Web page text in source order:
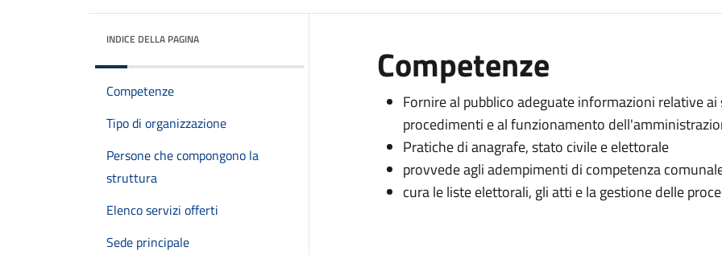
INDICE DELLA PAGINA
Competenze
Tipo di organizzazione
Persone che compongono la
struttura
Elenco servizi offerti
Sede principale
Competenze
Fornire al pubblico adeguate informazioni relative
procedimenti e al funzionamento
Pratiche di anagrafe, stato civile e elettorale
provvede agli adempimenti di competenza
cura le liste elettorali, gli atti e la gestione delle